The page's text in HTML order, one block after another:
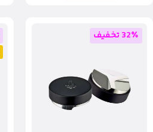
32٪ تخفیف